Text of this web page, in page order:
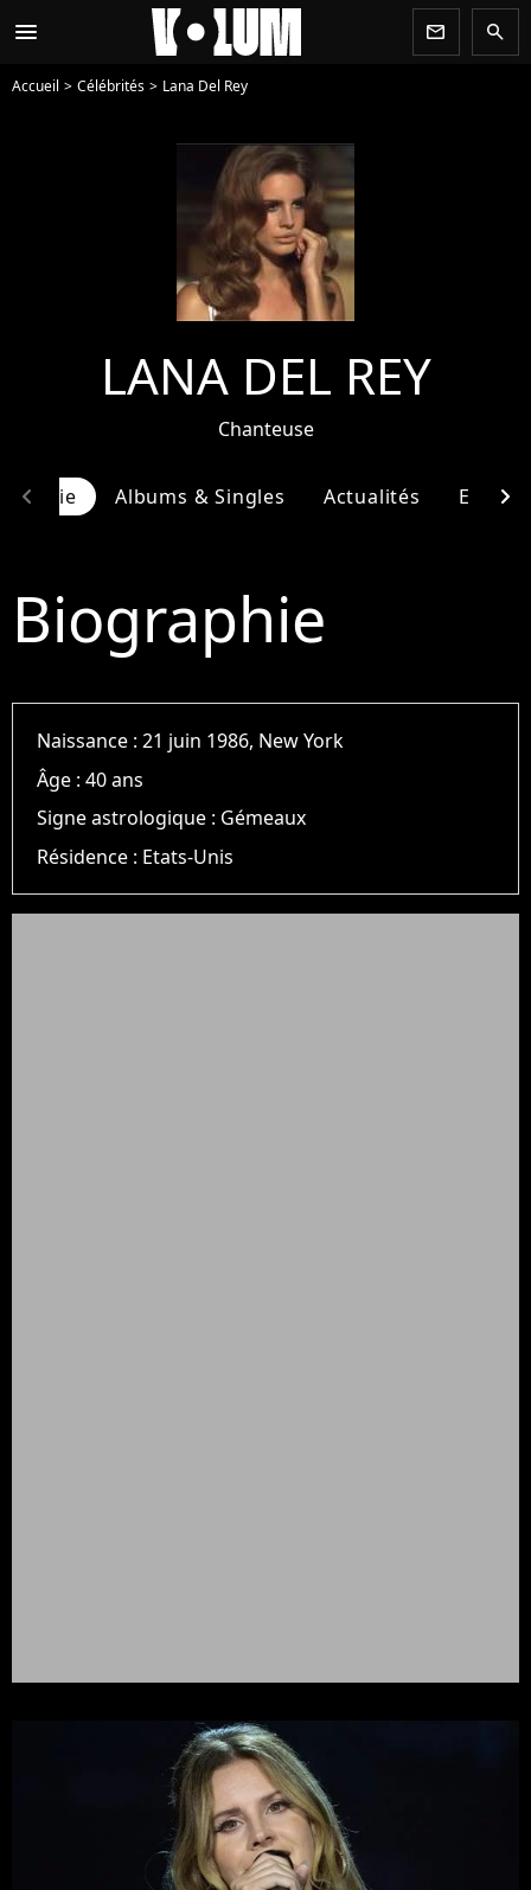
menu newsletter search
Accueil Célébrités Lana Del Rey
LANA DEL REY
Chanteuse
Albums & Singles Actualités
chevron_left chevron_right
Biographie
Naissance :21 juin 1986, New York
Âge :40 ans
Signe astrologique : Gémeaux
Résidence : Etats-Unis